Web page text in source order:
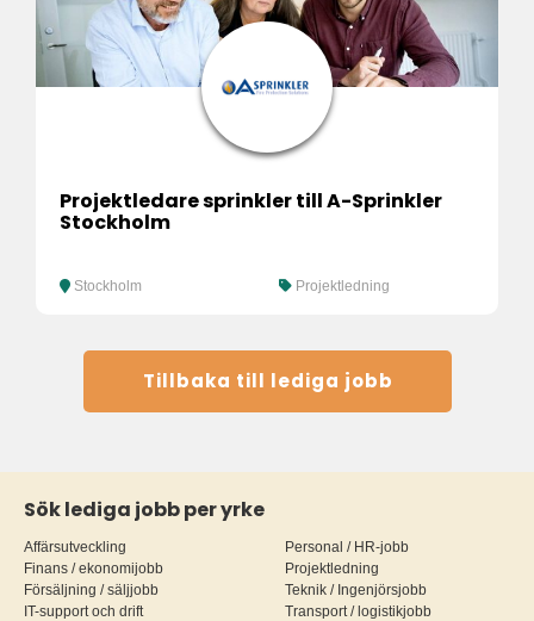
Projektledare sprinkler till A-Sprinkler
Stockholm
Stockholm Projektledning
Tillbaka till lediga jobb
Sök lediga jobb per yrke
Affärsutveckling
Finans / ekonomijobb
Försäljning / säljjobb
IT-support och drift
Personal / HR-jobb
Projektledning
Teknik / Ingenjörsjobb
Transport / logistikjobb